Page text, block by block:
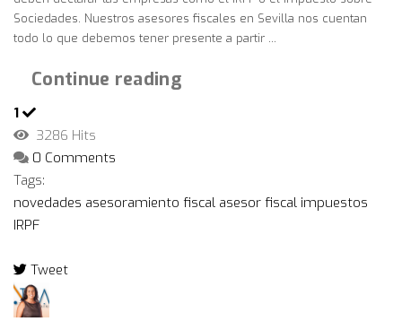
Sociedades. Nuestros asesores fiscales en Sevilla nos cuentan
todo lo que debemos tener presente a partir ...
Continue reading
1
3286 Hits
0 Comments
Tags:
novedades asesoramiento fiscal asesor fiscal impuestos
IRPF
Tweet
pinterest